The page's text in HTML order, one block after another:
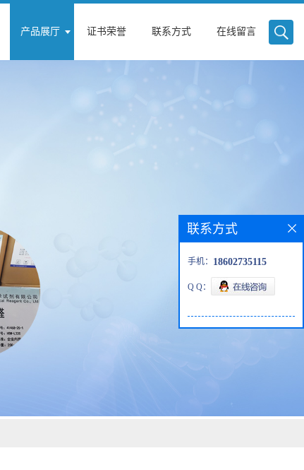
产品展厅 证书荣誉 联系方式 在线留言
联系方式
手机： 18602735115
Q Q：